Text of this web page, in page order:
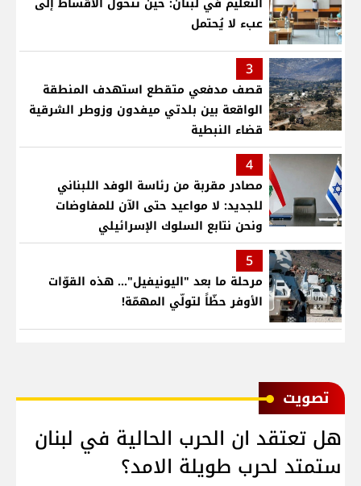
عبء لا يُحتمل
3
قصف مدفعي متقطع استهدف المنطقة
الواقعة بين بلدتي ميفدون وزوطر الشرقية
قضاء النبطية
4
مصادر مقربة من رئاسة الوفد اللبناني
للجديد: لا مواعيد حتى الآن للمفاوضات
ونحن نتابع السلوك الإسرائيلي
5
مرحلة ما بعد "اليونيفيل"... هذه القوّات
الأوفر حظّاً لتولّي المهمّة!
ﺗﺼﻮﻳﺖ
هل تعتقد ان الحرب الحالية في لبنان
ستمتد لحرب طويلة الامد؟